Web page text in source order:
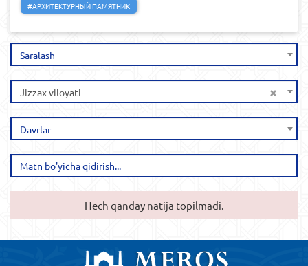
#АРХИТЕКТУРНЫЙ ПАМЯТНИК
Saralash
×
Jizzax viloyati
Davrlar
Hech qanday natija topilmadi.